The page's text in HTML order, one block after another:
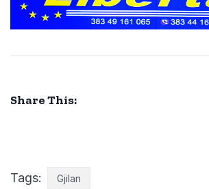
Share This:
Tags: Gjilan